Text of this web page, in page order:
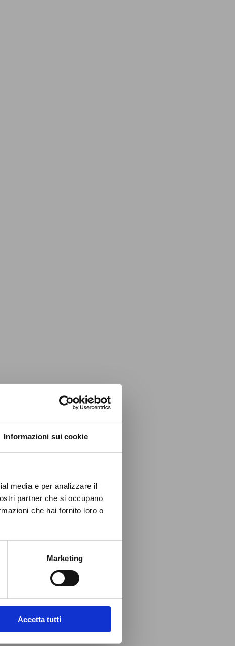
Informazioni sui cookie
media e per analizzare il
partner che si occupano
che hai fornito loro o
Marketing
Accetta tutti